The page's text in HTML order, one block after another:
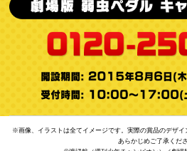
※画像、イラストは全てイメージです。実際の賞品のデザイ
あらかじめご了承くださ